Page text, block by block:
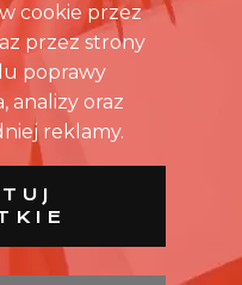
cookie przez
przez strony
poprawy
analizy oraz
reklamy.